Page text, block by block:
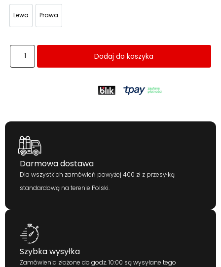
Lewa Prawa
Dodaj do koszyka
Darmowa dostawa
Dla wszystkich zamówień powyżej 400 zł z przesyłką
standardową na terenie Polski.
Szybka wysyłka
Zamówienia złożone do godz. 10:00 są wysyłane tego